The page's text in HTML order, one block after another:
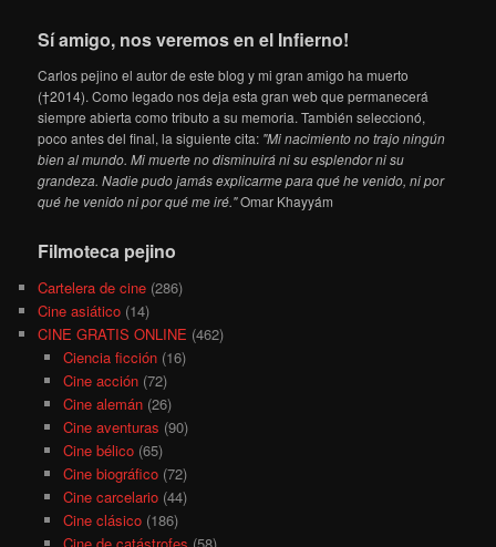
Sí amigo, nos veremos en el Infierno!
Carlos pejino el autor de este blog y mi gran amigo ha muerto
(†2014). Como legado nos deja esta gran web que permanecerá
siempre abierta como tributo a su memoria. También seleccionó,
poco antes del final, la siguiente cita: "Mi nacimiento no trajo ningún
bien al mundo. Mi muerte no disminuirá ni su esplendor ni su
grandeza. Nadie pudo jamás explicarme para qué he venido, ni por
qué he venido ni por qué me iré."Omar Khayyám
Filmoteca pejino
Cartelera de cine (286)
Cine asiático (14)
CINE GRATIS ONLINE (462)
Ciencia ficción(16)
Cine acción(72)
Cine alemán(26)
Cine aventuras (90)
Cine bélico(65)
Cine biográfico(72)
Cine carcelario(44)
Cine clásico(186)